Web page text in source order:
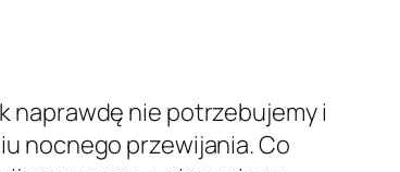
naprawdę nie potrzebujemy i
nocnego przewijania. Co